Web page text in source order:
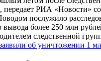
передает РИА «Новости»
послужило
вывода более 250 млн
следственной
об уничтожении 1